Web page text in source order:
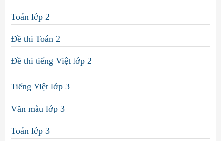
Toán lớp 2
Đề thi Toán 2
Đề thi tiếng Việt lớp 2
Tiếng Việt lớp 3
Văn mẫu lớp 3
Toán lớp 3